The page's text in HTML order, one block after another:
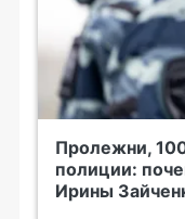
Пролежни,
полиции:
Ирины